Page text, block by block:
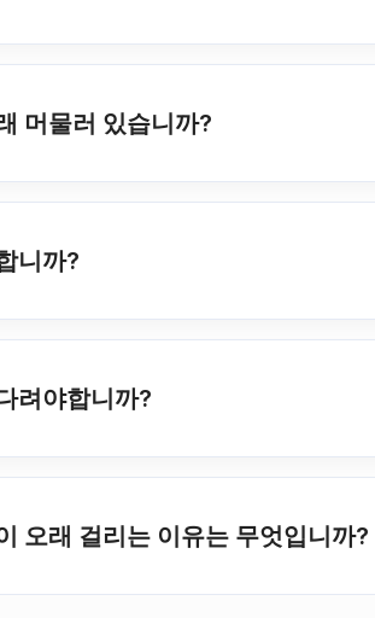
머물러 있습니까?
니까?
려야합니까?
오래 걸리는 이유는 무엇입니까?